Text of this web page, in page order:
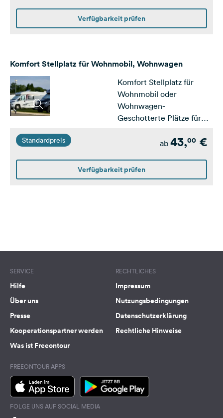
Strom am Platz
Verfügbarkeit prüfen
Komfort Stellplatz für Wohnmobil, Wohnwagen
Komfort Stellplatz für
Wohnmobil oder
Wohnwagen-
Geschotterte Plätze für
ca. 100m²- Strom, Wasser-
direkt am Platz
Standardpreis ab 43,00 €
Verfügbarkeit prüfen
SERVICE
Hilfe
Über uns
Presse
Kooperationspartner werden
Was ist Freeontour
RECHTLICHES
Impressum
Nutzungsbedingungen
Datenschutzerklärung
Rechtliche Hinweise
FREEONTOUR APPS
FOLGE UNS AUF SOCIAL MEDIA